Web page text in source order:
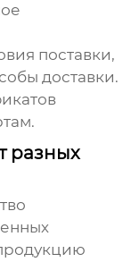
поставки,
доставки.
разных